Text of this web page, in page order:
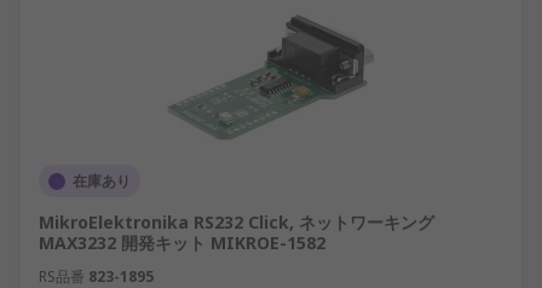
在庫あり
MikroElektronika RS232 Click, ネットワーキング
MAX3232 開発キット MIKROE-1582
RS品番 823-1895